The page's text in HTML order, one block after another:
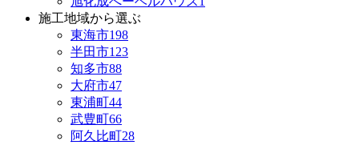
施工地域から選ぶ
東海市198
半田市123
知多市88
大府市47
東浦町44
武豊町66
阿久比町28